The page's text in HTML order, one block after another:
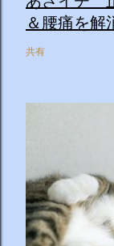
＆腰痛を解
共有